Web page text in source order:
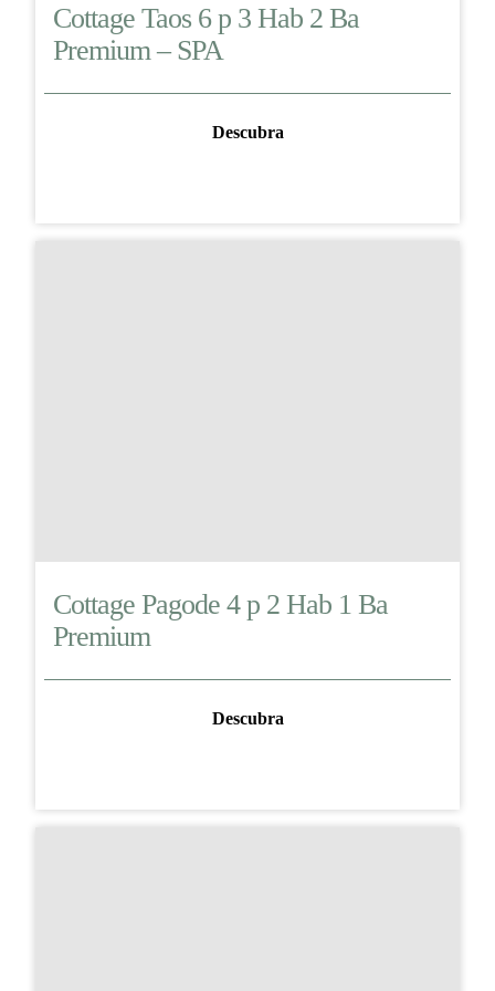
Cottage Taos 6 p 3 Hab 2 Ba
Premium – SPA
Descubra
Cottage Pagode 4 p 2 Hab 1 Ba
Premium
Descubra